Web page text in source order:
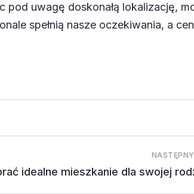
pod uwagę doskonałą lokalizację,
spełnią nasze oczekiwania, a
idealne mieszkanie dla swojej